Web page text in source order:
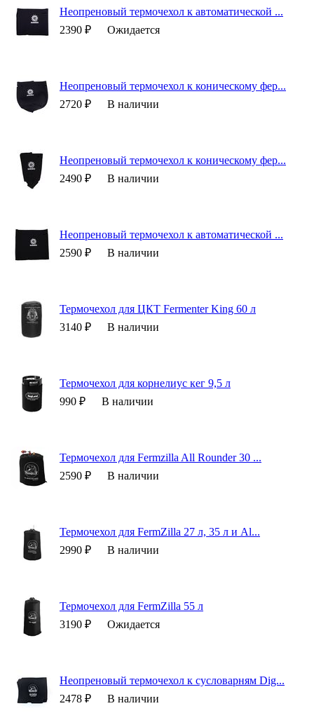
Неопреновый термочехол к автоматической ...
2390 ₽
Ожидается
Неопреновый термочехол к коническому фер...
2720 ₽
В наличии
Неопреновый термочехол к коническому фер...
2490 ₽
В наличии
Неопреновый термочехол к автоматической ...
2590 ₽
В наличии
Термочехол для ЦКТ Fermenter King 60 л
3140 ₽
В наличии
Термочехол для корнелиус кег 9,5 л
990 ₽
В наличии
Термочехол для Fermzilla All Rounder 30 ...
2590 ₽
В наличии
Термочехол для FermZilla 27 л, 35 л и Al...
2990 ₽
В наличии
Термочехол для FermZilla 55 л
3190 ₽
Ожидается
Неопреновый термочехол к сусловарням Dig...
2478 ₽
В наличии